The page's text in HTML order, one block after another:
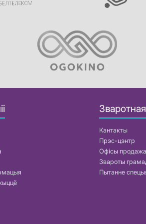
Кантакты
Прэс-цэнтр
Офісы
Звароты
Пытанне